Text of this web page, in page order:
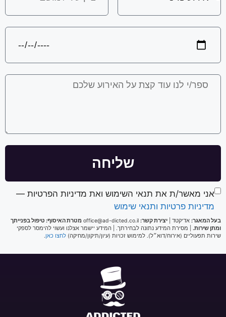
שליחה
אני מאשר/ת את תנאי השימוש ואת מדיניות הפרטיות —
מדיניות פרטיות ותנאי שימוש
בעל המאגר: אדיקטד | יצירת קשר:
מטרת האיסוף: טיפול בפנייתך
ומתן שירות. | מסירת המידע נתונה לבחירתך. | המידע יישמר אצלנו ועשוי להימסר לספקי
שירות תפעוליים (אירוח/דוא״ל). למימוש זכויות (עיון/תיקון/מחיקה) לחצו כאן.